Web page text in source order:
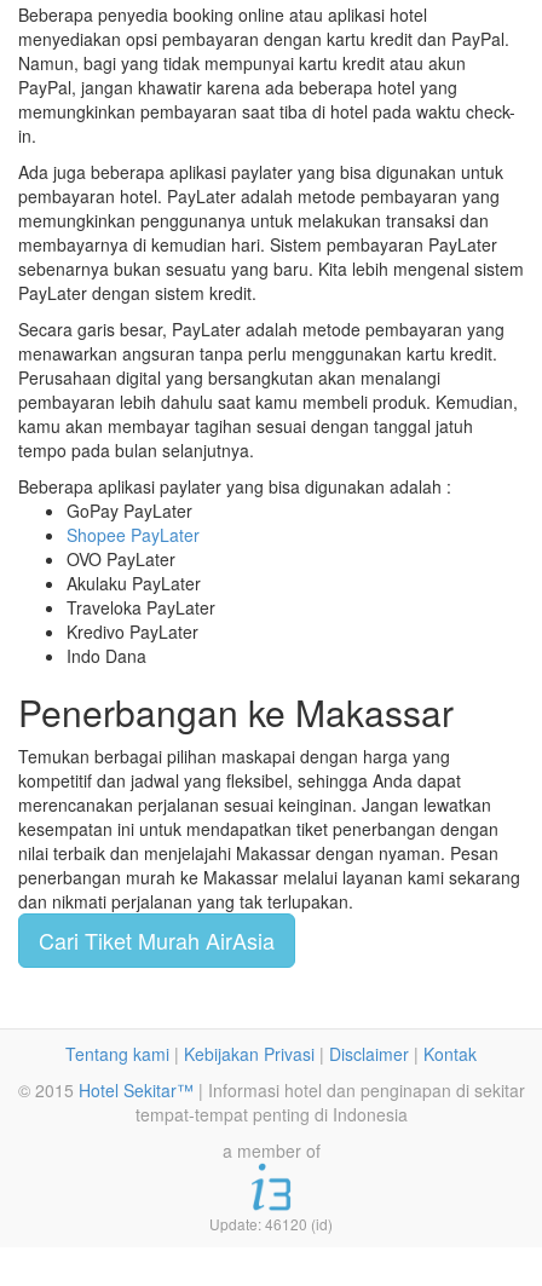
Beberapa penyedia booking online atau aplikasi hotel
menyediakan opsi pembayaran dengan kartu kredit dan PayPal.
Namun, bagi yang tidak mempunyai kartu kredit atau akun
PayPal, jangan khawatir karena ada beberapa hotel yang
memungkinkan pembayaran saat tiba di hotel pada waktu check-
in.
Ada juga beberapa aplikasi paylater yang bisa digunakan untuk
pembayaran hotel. PayLater adalah metode pembayaran yang
memungkinkan penggunanya untuk melakukan transaksi dan
membayarnya di kemudian hari. Sistem pembayaran PayLater
sebenarnya bukan sesuatu yang baru. Kita lebih mengenal sistem
PayLater dengan sistem kredit.
Secara garis besar, PayLater adalah metode pembayaran yang
menawarkan angsuran tanpa perlu menggunakan kartu kredit.
Perusahaan digital yang bersangkutan akan menalangi
pembayaran lebih dahulu saat kamu membeli produk. Kemudian,
kamu akan membayar tagihan sesuai dengan tanggal jatuh
tempo pada bulan selanjutnya.
Beberapa aplikasi paylater yang bisa digunakan adalah :
GoPay PayLater
Shopee PayLater
OVO PayLater
Akulaku PayLater
Traveloka PayLater
Kredivo PayLater
Indo Dana
Penerbangan ke Makassar
Temukan berbagai pilihan maskapai dengan harga yang
kompetitif dan jadwal yang fleksibel, sehingga Anda dapat
merencanakan perjalanan sesuai keinginan. Jangan lewatkan
kesempatan ini untuk mendapatkan tiket penerbangan dengan
nilai terbaik dan menjelajahi Makassar dengan nyaman. Pesan
penerbangan murah ke Makassar melalui layanan kami sekarang
dan nikmati perjalanan yang tak terlupakan.
Cari Tiket Murah AirAsia
Tentang kami | Kebijakan Privasi | Disclaimer | Kontak
© 2015 Hotel Sekitar™ | Informasi hotel dan penginapan di sekitar
tempat-tempat penting di Indonesia
a member of
Update: 46120 (id)